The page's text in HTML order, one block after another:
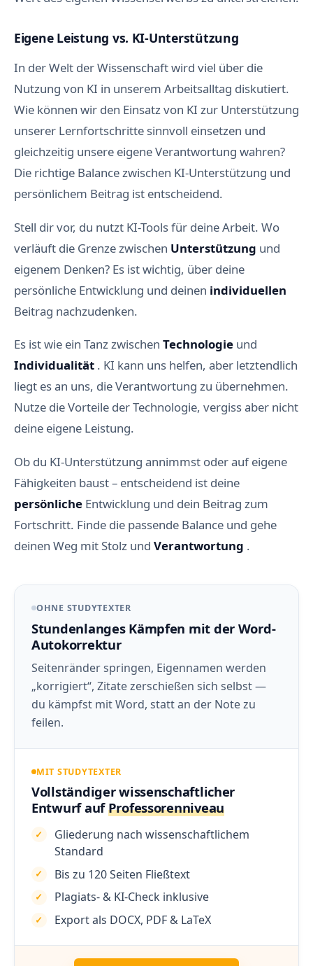
Eigene Leistung vs. KI-Unterstützung
In der Welt der Wissenschaft wird viel über die
Nutzung von KI in unserem Arbeitsalltag diskutiert.
Wie können wir den Einsatz von KI zur Unterstützung
unserer Lernfortschritte sinnvoll einsetzen und
gleichzeitig unsere eigene Verantwortung wahren?
Die richtige Balance zwischen KI-Unterstützung und
persönlichem Beitrag ist entscheidend.
Stell dir vor, du nutzt KI-Tools für deine Arbeit. Wo
verläuft die Grenze zwischen Unterstützung und
eigenem Denken? Es ist wichtig, über deine
persönliche Entwicklung und deinen individuellen
Beitrag nachzudenken.
Es ist wie ein Tanz zwischen Technologie und
Individualität . KI kann uns helfen, aber letztendlich
liegt es an uns, die Verantwortung zu übernehmen.
Nutze die Vorteile der Technologie, vergiss aber nicht
deine eigene Leistung.
Ob du KI-Unterstützung annimmst oder auf eigene
Fähigkeiten baust – entscheidend ist deine
persönliche Entwicklung und dein Beitrag zum
Fortschritt. Finde die passende Balance und gehe
deinen Weg mit Stolz und Verantwortung .
OHNE STUDYTEXTER
Stundenlanges Kämpfen mit der Word-
Autokorrektur
Seitenränder springen, Eigennamen werden
„korrigiert“, Zitate zerschießen sich selbst —
du kämpfst mit Word, statt an der Note zu
feilen.
MIT STUDYTEXTER
Vollständiger wissenschaftlicher
Entwurf auf Professorenniveau
Gliederung nach wissenschaftlichem
Standard
Bis zu 120 Seiten Fließtext
Plagiats- & KI-Check inklusive
Export als DOCX, PDF & LaTeX